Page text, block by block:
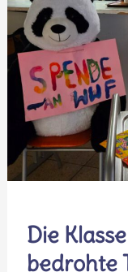
Schlierbach
Grundschule
Die
bedrohte